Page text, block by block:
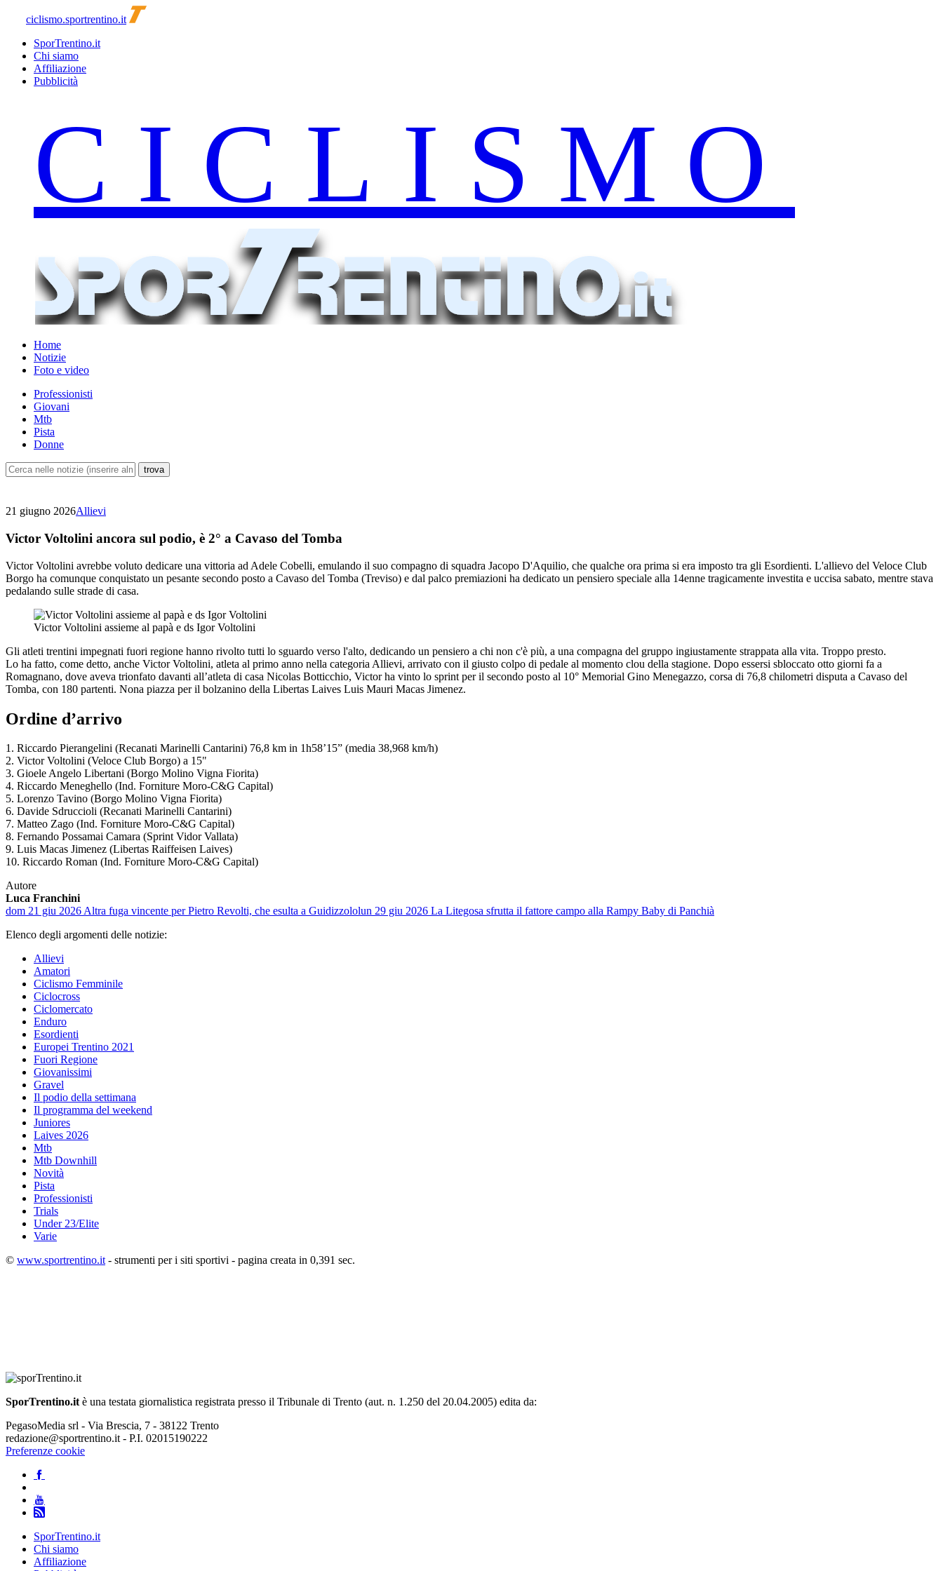
ciclismo.sportrentino.it
SporTrentino.it
Chi siamo
Affiliazione
Pubblicità
Home
Notizie
Foto e video
Professionisti
Giovani
Mtb
Pista
Donne
21 giugno 2026Allievi
Victor Voltolini ancora sul podio, è 2° a Cavaso del Tomba
Victor Voltolini avrebbe voluto dedicare una vittoria ad Adele Cobelli, emulando il suo compagno di squadra Jacopo D'Aquilio, che qualche ora prima si era imposto tra gli Esordienti. L'allievo del Veloce Club
Borgo ha comunque conquistato un pesante secondo posto a Cavaso del Tomba (Treviso) e dal palco premiazioni ha dedicato un pensiero speciale alla 14enne tragicamente investita e uccisa sabato, mentre stava
pedalando sulle strade di casa.
Victor Voltolini assieme al papà e ds Igor Voltolini
Gli atleti trentini impegnati fuori regione hanno rivolto tutti lo sguardo verso l'alto, dedicando un pensiero a chi non c'è più, a una compagna del gruppo ingiustamente strappata alla vita. Troppo presto.
Lo ha fatto, come detto, anche Victor Voltolini, atleta al primo anno nella categoria Allievi, arrivato con il giusto colpo di pedale al momento clou della stagione. Dopo essersi sbloccato otto giorni fa a
Romagnano, dove aveva trionfato davanti all’atleta di casa Nicolas Botticchio, Victor ha vinto lo sprint per il secondo posto al 10° Memorial Gino Menegazzo, corsa di 76,8 chilometri disputa a Cavaso del
Tomba, con 180 partenti. Nona piazza per il bolzanino della Libertas Laives Luis Mauri Macas Jimenez.
Ordine d’arrivo
1. Riccardo Pierangelini (Recanati Marinelli Cantarini) 76,8 km in 1h58’15” (media 38,968 km/h)
2. Victor Voltolini (Veloce Club Borgo) a 15"
3. Gioele Angelo Libertani (Borgo Molino Vigna Fiorita)
4. Riccardo Meneghello (Ind. Forniture Moro-C&G Capital)
5. Lorenzo Tavino (Borgo Molino Vigna Fiorita)
6. Davide Sdruccioli (Recanati Marinelli Cantarini)
7. Matteo Zago (Ind. Forniture Moro-C&G Capital)
8. Fernando Possamai Camara (Sprint Vidor Vallata)
9. Luis Macas Jimenez (Libertas Raiffeisen Laives)
10. Riccardo Roman (Ind. Forniture Moro-C&G Capital)
Autore
Luca Franchini
dom 21 giu 2026Altra fuga vincente per Pietro Revolti, che esulta a Guidizzololun 29 giu 2026 La Litegosa sfrutta il fattore campo alla Rampy Baby di Panchià
Elenco degli argomenti delle notizie:
Allievi
Amatori
Ciclismo Femminile
Ciclocross
Ciclomercato
Enduro
Esordienti
Europei Trentino 2021
Fuori Regione
Giovanissimi
Gravel
Il podio della settimana
Il programma del weekend
Juniores
Laives 2026
Mtb
Mtb Downhill
Novità
Pista
Professionisti
Trials
Under 23/Elite
Varie
© www.sportrentino.it- strumenti per i siti sportivi - pagina creata in 0,391 sec.
SporTrentino.itè una testata giornalistica registrata presso il Tribunale di Trento (aut. n. 1.250 del 20.04.2005) edita da:
PegasoMedia srl - Via Brescia, 7 - 38122 Trento
redazione@sportrentino.it - P.I. 02015190222
Preferenze cookie
SporTrentino.it
Chi siamo
Affiliazione